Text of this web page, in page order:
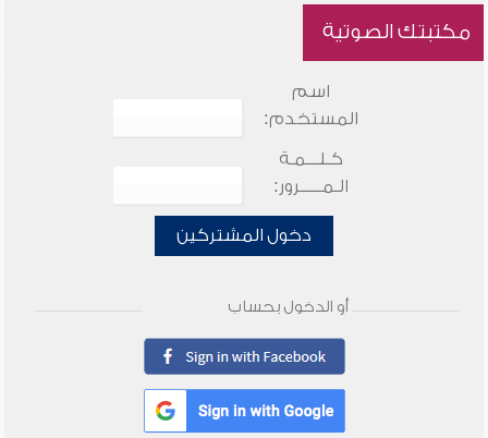
مكتبتك الصوتية
اسم
المستخدم:
كـلـــمـة
الـمـــــرور:
دخول المشتركين
أو الدخول بحساب